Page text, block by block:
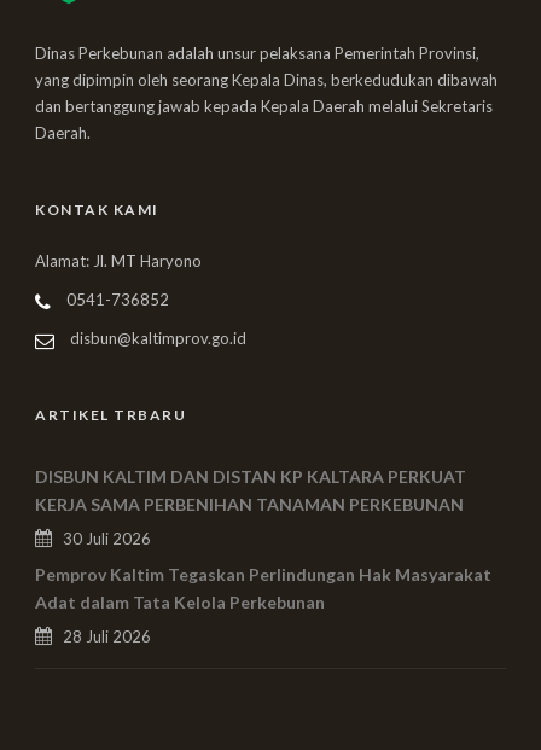
Dinas Perkebunan adalah unsur pelaksana Pemerintah Provinsi,
yang dipimpin oleh seorang Kepala Dinas, berkedudukan dibawah
dan bertanggung jawab kepada Kepala Daerah melalui Sekretaris
Daerah.
KONTAK KAMI
Alamat: Jl. MT Haryono
0541-736852
disbun@kaltimprov.go.id
ARTIKEL TRBARU
DISBUN KALTIM DAN DISTAN KP KALTARA PERKUAT
KERJA SAMA PERBENIHAN TANAMAN PERKEBUNAN
30 Juli 2026
Pemprov Kaltim Tegaskan Perlindungan Hak Masyarakat
Adat dalam Tata Kelola Perkebunan
28 Juli 2026